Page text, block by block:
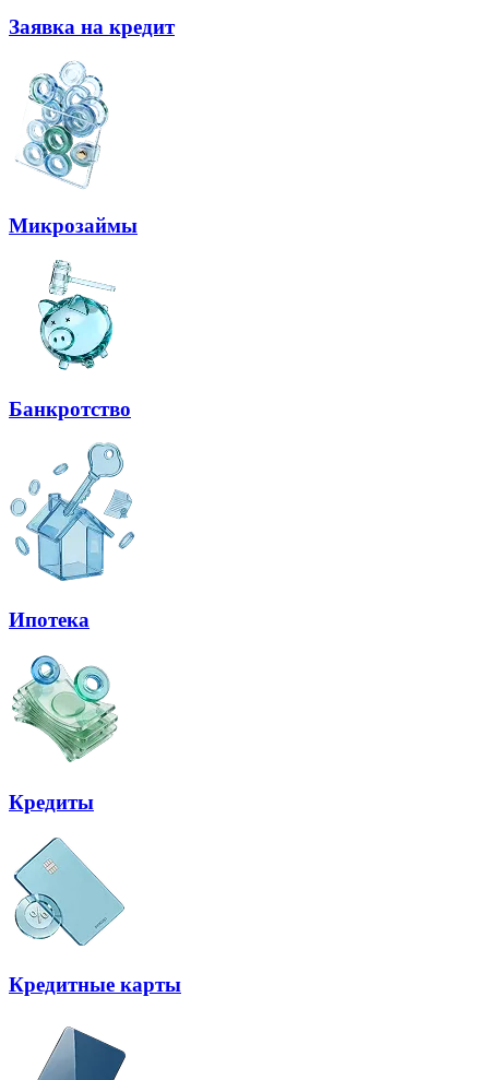
Заявка на кредит
Микрозаймы
Банкротство
Ипотека
Кредиты
Кредитные карты